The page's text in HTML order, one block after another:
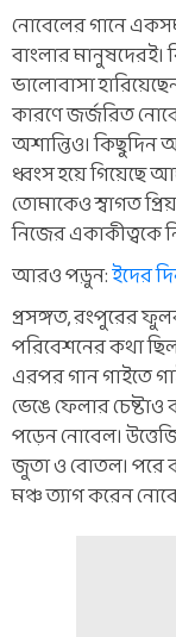
নোবেলের গানে
বাংলার মানুষদেরই।
ভালোবাসা
কারণে জর্জরিত
অশান্তিও। কিছুদিন
ধ্বংস হয়ে গিয়েছে
তোমাকেও স্বাগত
নিজের একাকীত্বকে
আরও পড়ুন:ইদের
প্রসঙ্গত, রংপুরের
পরিবেশনের কথা ছিল
এরপর গান গাইতে
ভেঙে ফেলার
পড়েন নোবেল।
জুতা ও বোতল। পরে
মঞ্চ ত্যাগ করেন